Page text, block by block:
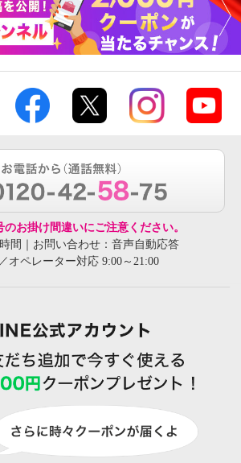
お掛け間違いにご注意ください。
間｜お問い合わせ：音声自動応答
オペレーター対応 9:00～21:00